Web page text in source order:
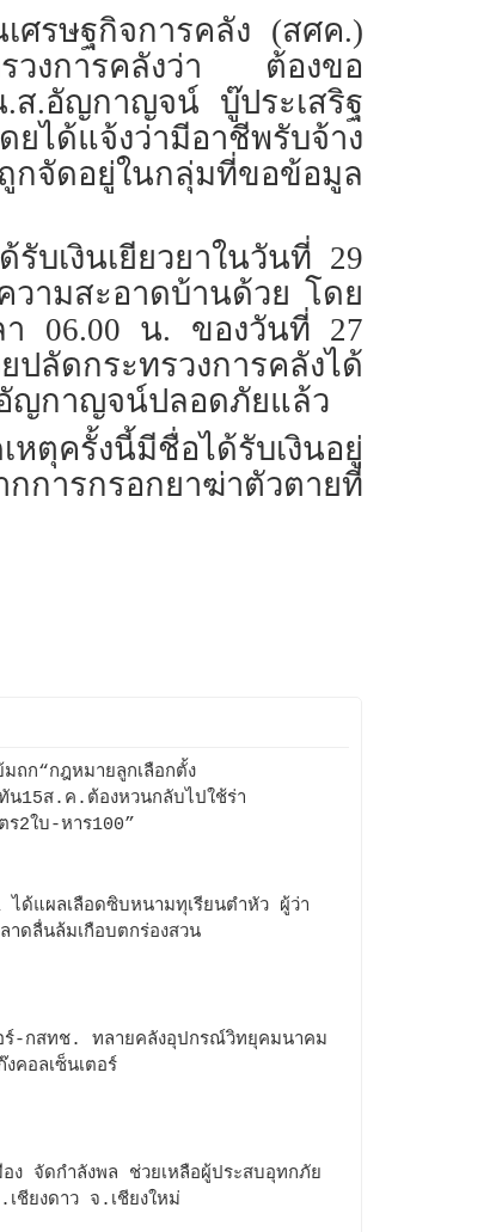
ศรษฐกิจการคลัง (สศค.)
รวงการคลังว่า ต้องขอ
ส.อัญกาญจน์ บู๊ประเสริฐ
ได้แจ้งว่ามีอาชีพรับจ้าง
กจัดอยู่ในกลุ่มที่ขอข้อมูล
บเงินเยียวยาในวันที่ 29
ามสะอาดบ้านด้วย โดย
า 06.00 น. ของวันที่ 27
ปลัดกระทรวงการคลังได้
ญกาญจน์ปลอดภัยแล้ว
ตุครั้งนี้มีชื่อได้รับเงินอยู่
การกรอกยาฆ่าตัวตายที่
ถก“กฎหมายลูกเลือกตั้ง
15ส.ค.ต้องหวนกลับไปใช้ร่า
ร2ใบ-หาร100”
ด้แผลเลือดซิบหนามทุเรียนตำหัว ผู้ว่า
าดลื่นล้มเกือบตกร่องสวน
ร์-กสทช. ทลายคลังอุปกรณ์วิทยุคมนาคม
คอลเซ็นเตอร์
อง จัดกำลังพล ช่วยเหลือผู้ประสบอุทกภัย
ชียงดาว จ.เชียงใหม่